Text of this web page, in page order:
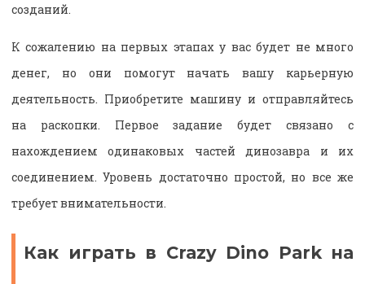
созданий.
К сожалению на первых этапах у вас будет не много
денег, но они помогут начать вашу карьерную
деятельность. Приобретите машину и отправляйтесь
на раскопки. Первое задание будет связано с
нахождением одинаковых частей динозавра и их
соединением. Уровень достаточно простой, но все же
требует внимательности.
Как играть в Crazy Dino Park на